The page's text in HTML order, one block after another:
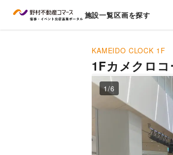
施設一覧区画を探す
KAMEIDO CLOCK 1F
1Fカメクロ
1 /6